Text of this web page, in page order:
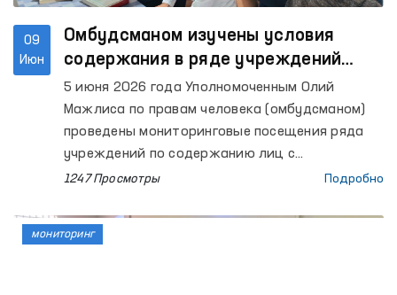
филиал Республиканского
специализированного научно-практического
медицинского центра психического здоровья
по психиатрической службе, расположенный в
дома-интернаты «Мурувват» для лиц с
районе.
09
Июн
Омбудсманом изучены условия
содержания в ряде учреждений
Ферганской области
5 июня 2026 года Уполномоченным Олий
Мажлиса по правам человека (омбудсманом)
проведены мониторинговые посещения ряда
учреждений по содержанию лиц с
ограниченной свободой передвижения в
1247 Просмотры Подробно
мониторинг